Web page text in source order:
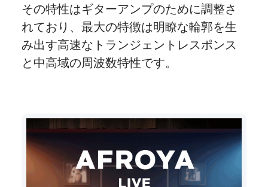
その特性はギターアンプのために調整さ
れており、最大の特徴は明瞭な輪郭を生
み出す高速なトランジェントレスポンス
と中高域の周波数特性です。